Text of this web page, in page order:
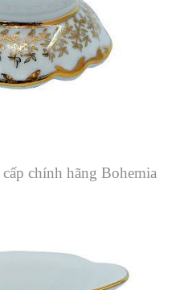
chính hãng Bohemia